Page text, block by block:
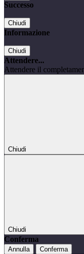
Successo
Chiudi
Informazione
Chiudi
Attendere...
Attendere il
Chiudi
Chiudi
Conferma
Annulla Conferma